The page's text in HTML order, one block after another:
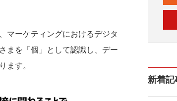
マーケティングにおけるデジタ
まを「個」として認識し、デー
す。
新着記